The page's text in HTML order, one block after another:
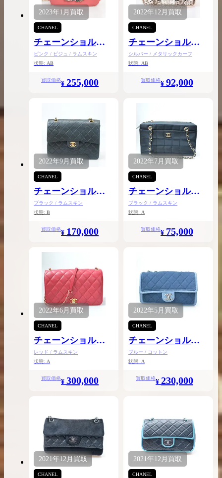
2023年1月 買取
CHANEL
チェーンショルダ
ー
ピンク / ビジュ / ラムスキン
状態: AB
買取価格¥ 255,000
2022年12月 買取
CHANEL
チェーンショルダ
ー
シルバー / メタリックカーフ
状態: AB
買取価格¥ 92,000
2022年9月買取
CHANEL
チェーンショルダ
ー
ブラック / ラムスキン
状態: B
買取価格¥ 170,000
2022年7月 買取
CHANEL
チェーンショルダ
ー
ブラック / ラムスキン
状態: A
買取価格¥ 75,000
2022年6月 買取
CHANEL
チェーンショルダ
ー
レッド / ラムスキン
状態: A
買取価格¥ 300,000
2022年5月 買取
CHANEL
チェーンショルダ
ー
ブルー / コットン
状態: A
買取価格¥ 230,000
2021年12月買取
CHANEL
2021年12月 買取
CHANEL